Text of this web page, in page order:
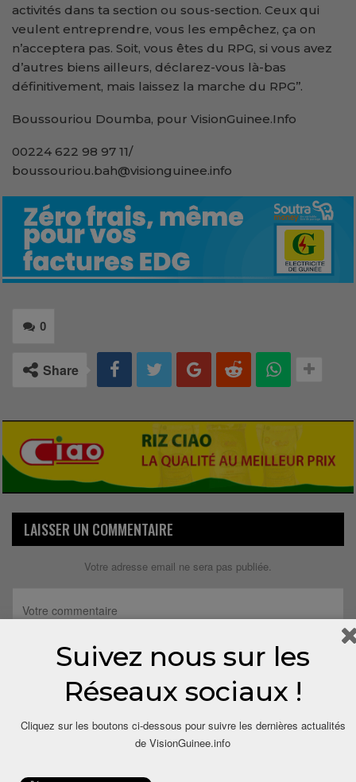
activités dans ta section ou sous-section. Ceux qui
veulent entreprendre, vous les empêchez, ça on
n’acceptera pas. Soit, vous êtes du RPG, si vous avez
d’autres biens ailleurs, déclarez-vous là-bas
définitivement, mais laissez la marche du RPG’’.
Boussouriou Doumba, pour VisionGuinee.Info
00224 622 98 97 11/
boussouriou.bah@visionguinee.info
0
Share
LAISSER UN COMMENTAIRE
Votre adresse email ne sera pas publiée.
Suivez nous sur les
Réseaux sociaux !
Cliquez sur les boutons ci-dessous pour suivre les dernières actualités
de VisionGuinee.info